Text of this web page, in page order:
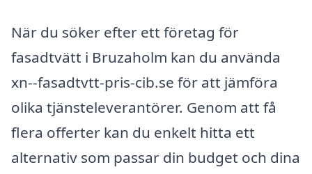
När du söker efter ett företag för
fasadtvätt i Bruzaholm kan du använda
xn--fasadtvtt-pris-cib.se för att jämföra
olika tjänsteleverantörer. Genom att få
flera offerter kan du enkelt hitta ett
alternativ som passar din budget och dina